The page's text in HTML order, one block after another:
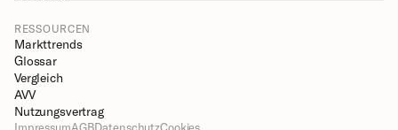
RESSOURCEN
Markttrends
Glossar
Vergleich
AVV
Nutzungsvertrag
ImpressumAGBDatenschutzCookies